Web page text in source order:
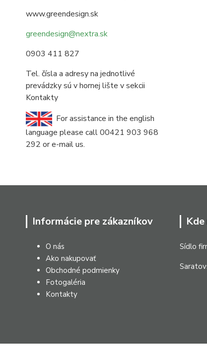
www.greendesign.sk
greendesign@nextra.sk
0903 411 827
Tel. čísla a adresy na jednotlivé
prevádzky sú v hornej lište v sekcii
Kontakty
For assistance in the english
language please call 00421 903 968
292 or e-mail us.
Informácie pre zákazníkov
O nás
Ako nakupovať
Obchodné podmienky
Fotogaléria
Kontakty
Sídlo